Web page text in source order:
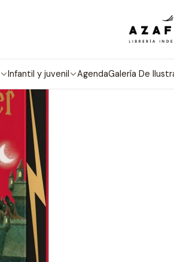
Infantil y juvenil AgendaGalería De
Harry